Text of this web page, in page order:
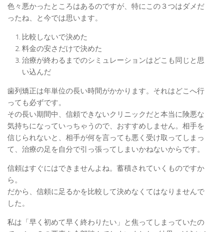
色々悪かったところはあるのですが、特にこの３つはダメだ
ったね、と今では思います。
比較しないで決めた
料金の安さだけで決めた
治療が終わるまでのシミュレーションはどこも同じと思
い込んだ
歯列矯正は年単位の長い時間がかかります。それはどこへ行
っても必ずです。
その長い期間中、信頼できないクリニックだと本当に険悪な
気持ちになっていっちゃうので、おすすめしません。相手を
信じられないと、相手が何を言っても悪く受け取ってしまっ
て、治療の足を自分で引っ張ってしまいかねないからです。
信頼はすぐにはできませんよね。蓄積されていくものですか
ら。
だから、信頼に足るかを比較して決めなくてはなりませんで
した。
私は「早く初めて早く終わりたい」と焦ってしまっていたの